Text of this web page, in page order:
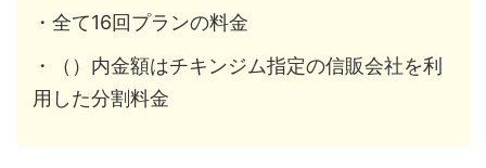
・全て16回プランの料金
・（）内金額はチキンジム指定の信販会社を利
用した分割料金